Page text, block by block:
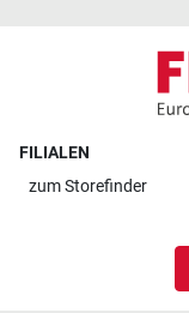
FILIALEN
zumStorefinder